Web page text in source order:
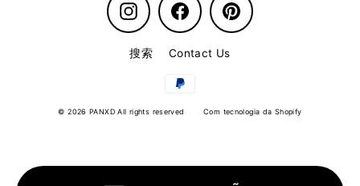
Instagram Facebook Pinterest
搜索 Contact Us
© 2026 PANXD All rights reserved Com tecnologia da Shopify